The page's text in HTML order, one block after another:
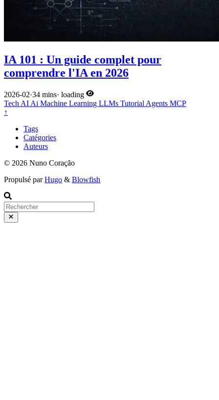
IA 101 : Un guide complet pour
comprendre l'IA en 2026
2026-02·34 mins· loading
Tech AI Ai Machine Learning LLMs Tutorial Agents MCP
↑
Tags
Catégories
Auteurs
© 2026 Nuno Coração
Propulsé parHugo & Blowfish